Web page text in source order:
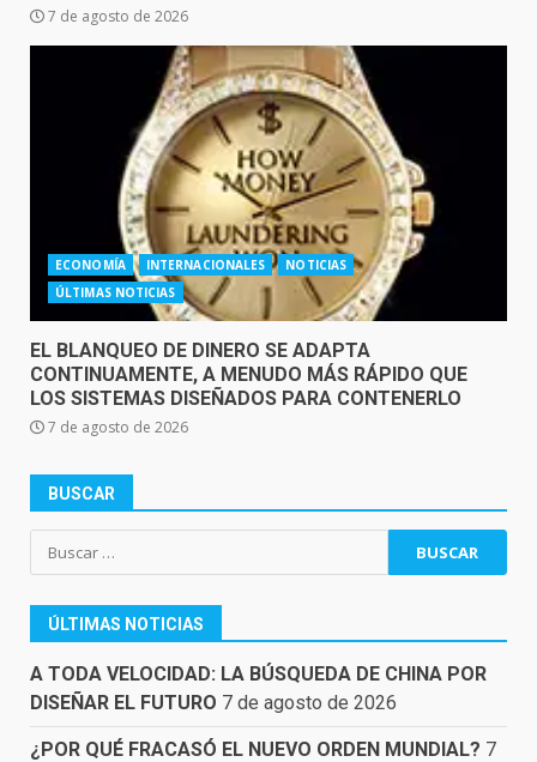
7 de agosto de 2026
ECONOMÍA INTERNACIONALES
NOTICIAS
ÚLTIMAS NOTICIAS
EL BLANQUEO DE DINERO SE ADAPTA
CONTINUAMENTE, A MENUDO MÁS RÁPIDO QUE
LOS SISTEMAS DISEÑADOS PARA CONTENERLO
7 de agosto de 2026
BUSCAR
Buscar:
ÚLTIMAS NOTICIAS
A TODA VELOCIDAD: LA BÚSQUEDA DE CHINA POR
DISEÑAR EL FUTURO 7 de agosto de 2026
¿POR QUÉ FRACASÓ EL NUEVO ORDEN MUNDIAL? 7